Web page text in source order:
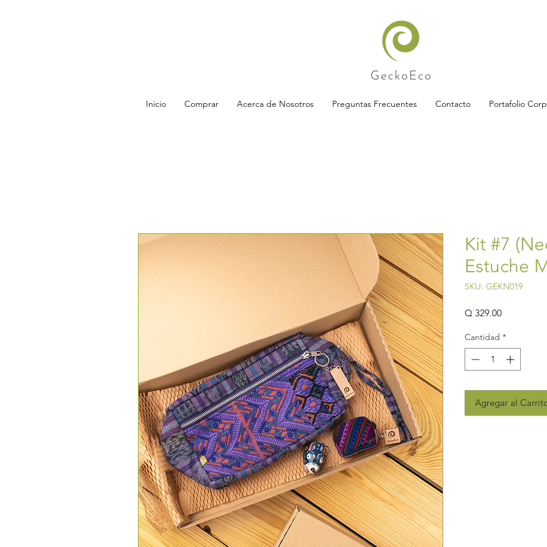
Inicio Comprar Acerca de Nosotros Preguntas Frecuentes Contacto Portafolio
Kit #7
Estuche
SKU: GEKN019
Q 329.00Precio
Cantidad *
Agregar al